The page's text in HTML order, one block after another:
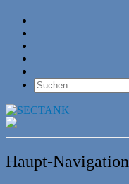
Haupt-Navigation